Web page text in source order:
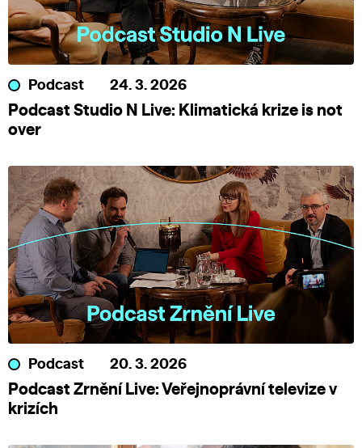
Podcast 24. 3. 2026
Podcast Studio N Live: Klimatická krize is not
over
Podcast 20. 3. 2026
Podcast Zrnění Live: Veřejnoprávní televize v
krizích